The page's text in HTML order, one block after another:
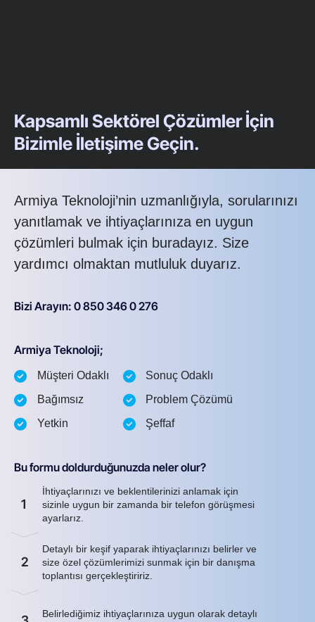
Kapsamlı Sektörel Çözümler İçin
Bizimle İletişime Geçin.
Armiya Teknoloji’nin uzmanlığıyla, sorularınızı
yanıtlamak ve ihtiyaçlarınıza en uygun
çözümleri bulmak için buradayız. Size
yardımcı olmaktan mutluluk duyarız.
Bizi Arayın: 0 850 346 0 276
Armiya Teknoloji;
Müşteri Odaklı
Bağımsız
Yetkin
Sonuç Odaklı
Problem Çözümü
Şeffaf
Bu formu doldurduğunuzda neler olur?
1
İhtiyaçlarınızı ve beklentilerinizi anlamak için
sizinle uygun bir zamanda bir telefon görüşmesi
ayarlarız.
2
Detaylı bir keşif yaparak ihtiyaçlarınızı belirler ve
size özel çözümlerimizi sunmak için bir danışma
toplantısı gerçekleştiririz.
Belirlediğimiz ihtiyaçlarınıza uygun olarak detaylı